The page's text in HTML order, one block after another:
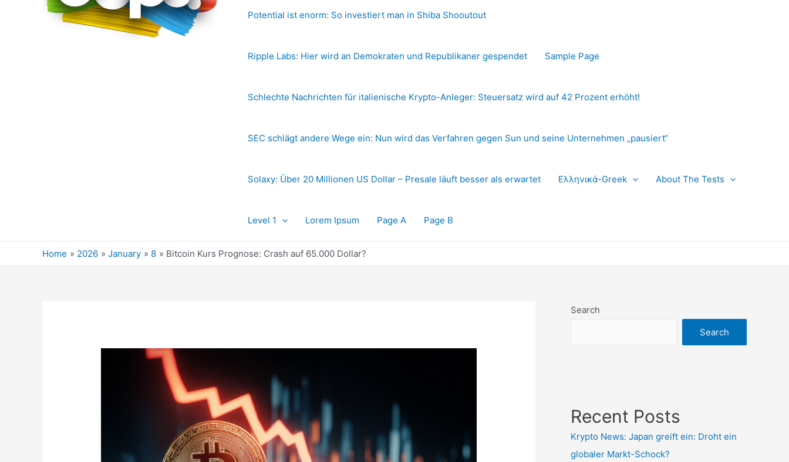
Potential ist enorm: So investiert man in Shiba Shooutout
Ripple Labs: Hier wird an Demokraten und Republikaner gespendet Sample Page
Schlechte Nachrichten für italienische Krypto-Anleger: Steuersatz wird auf 42 Prozent erhöht!
SEC schlägt andere Wege ein: Nun wird das Verfahren gegen Sun und seine Unternehmen „pausiert“
Solaxy: Über 20 Millionen US Dollar – Presale läuft besser als erwartet Ελληνικά-Greek About The Tests
Level 1 Lorem Ipsum Page A Page B
Home 2026 January 8 Bitcoin Kurs Prognose: Crash auf 65.000 Dollar?
Search
Search
Recent Posts
Krypto News: Japan greift ein: Droht ein
globaler Markt-Schock?